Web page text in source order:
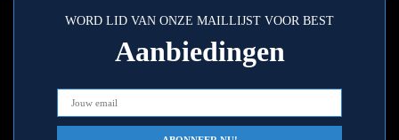
WORD LID VAN ONZE MAILLIJST VOOR BEST
Aanbiedingen